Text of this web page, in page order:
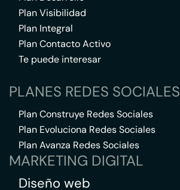
Plan Visibilidad
Plan Integral
Plan Contacto Activo
Te puede interesar
PLANES REDES SOCIALES
Plan Construye Redes Sociales
Plan Evoluciona Redes Sociales
Plan Avanza Redes Sociales
MARKETING DIGITAL
Diseño web